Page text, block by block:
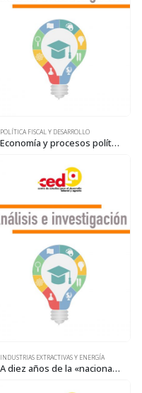
POLÍTICA FISCAL Y DESARROLLO
Economía y procesos políticos: ¿Y LOS CAMBIOS PARA CUÁNDO?
INDUSTRIAS EXTRACTIVAS Y ENERGÍA
A diez años de la «nacionalización»